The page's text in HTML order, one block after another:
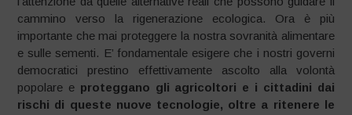
cammino verso la rigenerazione ecologica. Ora è più
importante che mai proteggere la nostra sovranità alimentare
e sulle sementi. E’ fondamentale esigere che i nostri governi
democratici prestino effettivamente ascolto alla volontà
popolare e proteggano gli agricoltori e i cittadini dai
rischi di queste nuove tecnologie, oltre a ritenere le